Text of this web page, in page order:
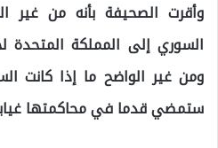
وأقرت الصحيفة بأنه من غير
السوري إلى المملكة المتحدة
ومن غير الواضح ما إذا كانت
ستمضي قدما في محاكمتها